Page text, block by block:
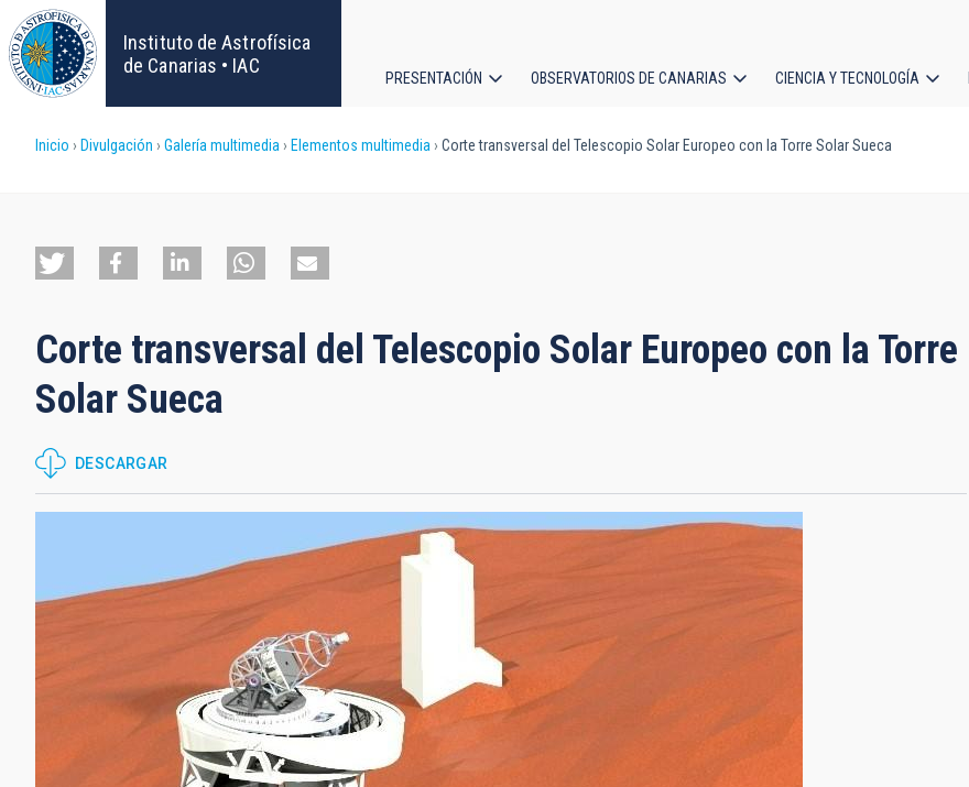
Pasar
al
contenido
principal
Instituto de Astrofísica
de Canarias • IAC
PRESENTACIÓN OBSERVATORIOS DE CANARIAS CIENCIA Y TECNOLOGÍA
Sobrescribir
de
a
la
navegación
Inicio Divulgación Galería multimedia Elementos multimedia Corte transversal del Telescopio Solar Europeo con la Torre Solar Sueca
Corte transversal del Telescopio Solar Europeo con la Torre
Solar Sueca
DESCARGAR